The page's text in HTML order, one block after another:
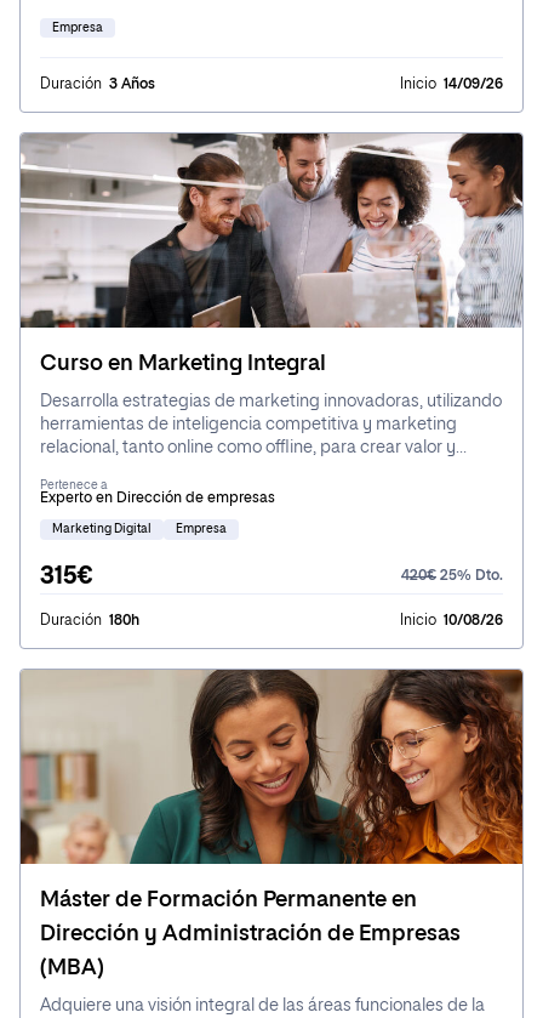
del consumidor, branding, marketing digital y análisis
digitales en casos reales, desarrollando habilidades en
Empresa
Duración 3 Años Inicio 14/09/26
Curso en Marketing Integral
Desarrolla estrategias de marketing innovadoras, utilizando
herramientas de inteligencia competitiva y marketing
relacional, tanto online como offline, para crear valor y
entorno digital en constante cambio.
Pertenece a
Experto en Dirección de empresas
Marketing Digital Empresa
315€ 420€ 25% Dto.
Duración 180h Inicio 10/08/26
Máster de Formación Permanente en
Dirección y Administración de Empresas
(MBA)
Adquiere una visión integral de las áreas funcionales de la